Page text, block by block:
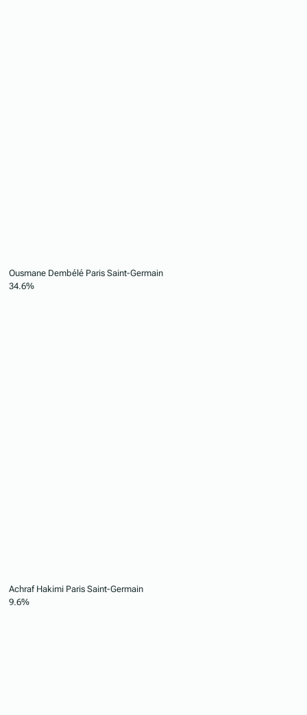
Ousmane Dembélé Paris Saint-Germain
34.6%
Achraf Hakimi Paris Saint-Germain
9.6%